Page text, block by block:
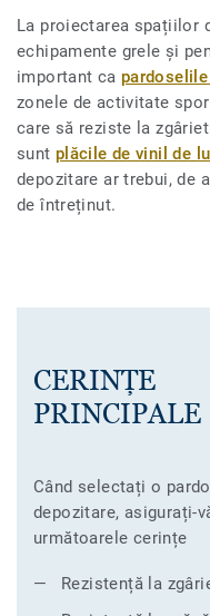
La proiectarea spațiilor
echipamente grele și
important ca
zonele de activitate
care să reziste la
sunt plăcile de vinil de
depozitare ar trebui, de
de întreținut.
CERINȚE
PRINCIPALE
Când selectați o
depozitare, asigurați-
următoarele cerințe
Rezistență la